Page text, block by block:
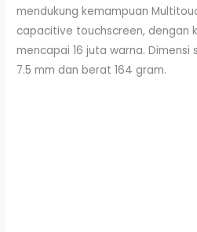
mendukung kemampuan
capacitive touchscreen, dengan
mencapai 16 juta warna. Dimensi
7.5 mm dan berat 164 gram.